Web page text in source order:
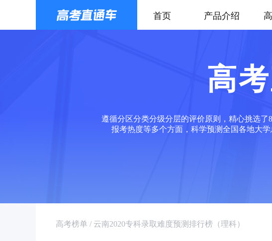
首页 产品介绍
高
遵循分区分类分级分层的评价原则，精心挑选
报考热度等多个方面，科学预测全国各地大
高考榜单 / 云南2020专科录取难度预测排行榜（理科）